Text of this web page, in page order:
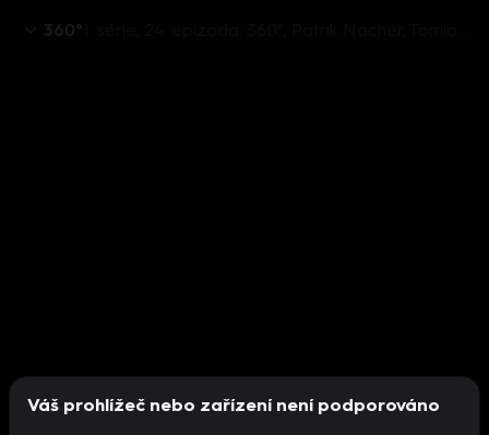
360°
Váš prohlížeč nebo zařízení není podporováno